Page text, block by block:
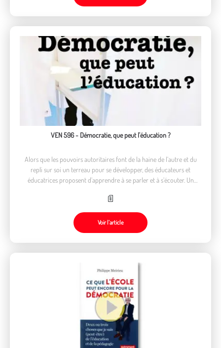
VEN 596 - Démocratie, que peut l'éducation ?
Alors que les pouvoirs autoritaires font de la haine de l’autre et du
repli sur soi un terreau pour se développer, des éducateurs et
éducatrices proposent d’apprendre à se parler et à s’écouter. Un
Voir l’article